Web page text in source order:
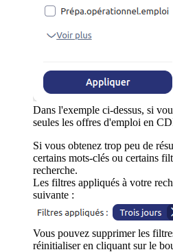
Dans l'exemple ci-dessus, si
seules les offres d'emploi en
Si vous obtenez trop peu de
certains mots-clés ou certains
recherche.
Les filtres appliqués à votre
suivante :
Vous pouvez supprimer les
réinitialiser en cliquant sur le